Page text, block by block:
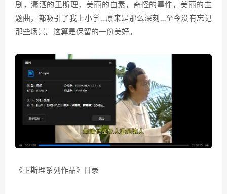
剧，潇洒的卫斯理，美丽的白素，奇怪的事件，美丽的主
题曲，都吸引了我上小学…原来是那么深刻…至今没有忘记
那些场景。这算是保留的一份美好。
《卫斯理系列作品》目录